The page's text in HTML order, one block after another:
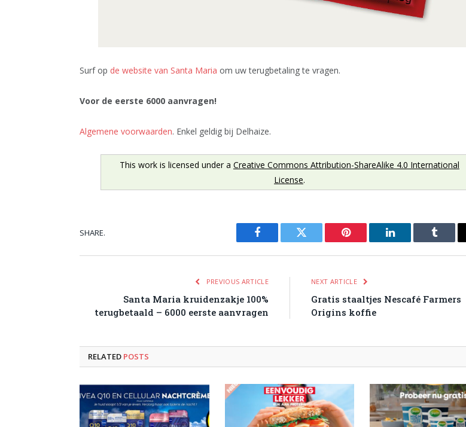
Surf op de website van Santa Maria om uw terugbetaling te vragen.
Voor de eerste 6000 aanvragen!
Algemene voorwaarden. Enkel geldig bij Delhaize.
This work is licensed under a Creative Commons Attribution-ShareAlike 4.0 International
License.
SHARE.
Facebook Twitter Pinterest LinkedIn Tumblr
PREVIOUS ARTICLE
Santa Maria kruidenzakje 100%
terugbetaald – 6000 eerste aanvragen
NEXT ARTICLE
Gratis staaltjes Nescafé Farmers
Origins koffie
RELATED POSTS